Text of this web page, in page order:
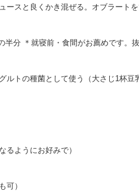
スと良くかき混ぜる。オブラートを
分 ＊就寝前・食間がお薦めです。抜
トの種菌として使う（大さじ1杯豆
るようにお好みで）
可）